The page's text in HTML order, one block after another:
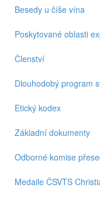
Besedy u číše vína
Poskytované oblasti
Členství
Dlouhodobý program
Etický kodex
Základní dokumenty
Odborné komise
Medaile ČSVTS